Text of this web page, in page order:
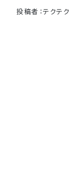
投稿者：テクテク